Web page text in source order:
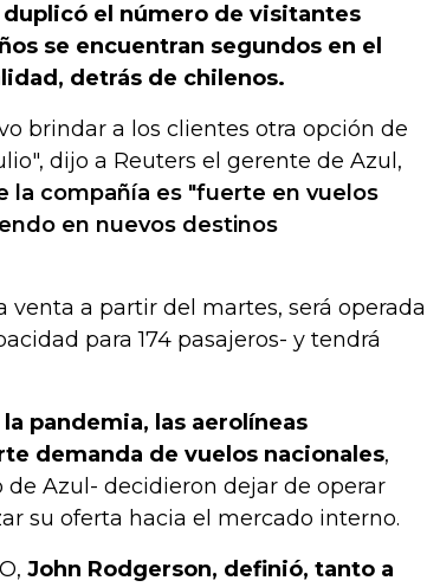
duplicó el número de visitantes
se encuentran segundos en el
detrás de chilenos.
brindar a los clientes otra opción de
dijo a Reuters el gerente de Azul,
la compañía es "fuerte en vuelos
en nuevos destinos
venta a partir del martes, será operada
para 174 pasajeros- y tendrá
pandemia, las aerolíneas
demanda de vuelos nacionales,
de Azul- decidieron dejar de operar
su oferta hacia el mercado interno.
John Rodgerson, definió, tanto a